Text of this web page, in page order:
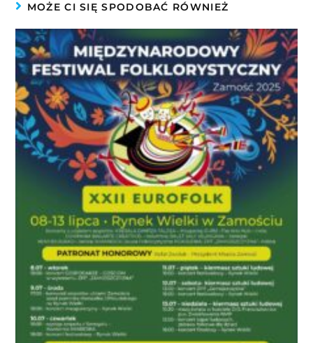
MOŻE CI SIĘ SPODOBAĆ RÓWNIEŻ